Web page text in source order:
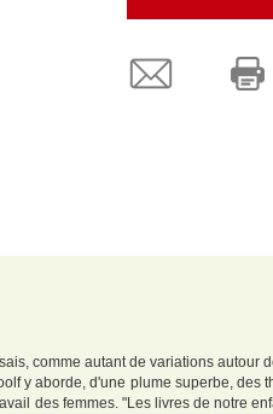
comme autant de variations autour
y aborde, d'une plume superbe, des
des femmes. "Les livres de notre